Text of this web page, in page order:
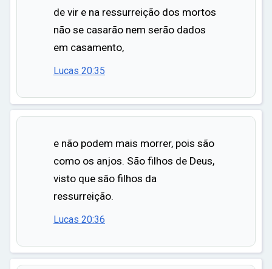
de vir e na ressurreição dos mortos
não se casarão nem serão dados
em casamento,
Lucas 20:35
e não podem mais morrer, pois são
como os anjos. São filhos de Deus,
visto que são filhos da
ressurreição.
Lucas 20:36